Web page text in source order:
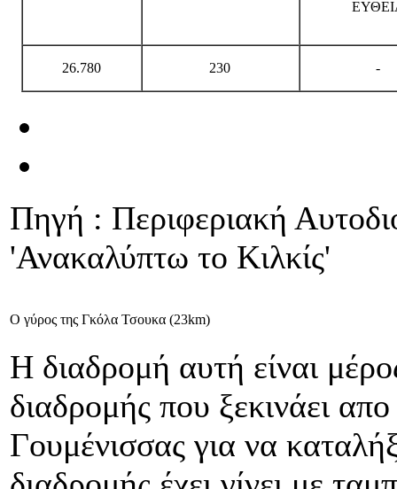
26.780 230 -
Πηγή : Περιφεριακή
'Ανακαλύπτω το Κιλκίς'
Ο γύρος της Γκόλα Τσουκα (23km)
Η διαδρομή αυτή είναι
διαδρομής που ξεκινάει
Γουμένισσας για να